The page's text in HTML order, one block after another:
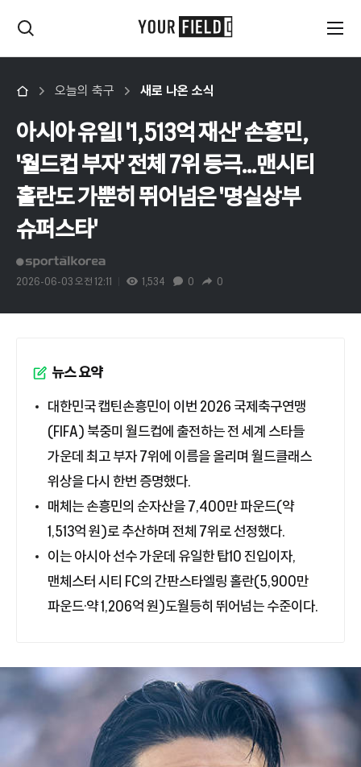
오늘의 축구 새로 나온 소식
아시아 유일! '1,513억 재산' 손흥민,
'월드컵 부자' 전체 7위 등극...맨시티
홀란도 가뿐히 뛰어넘은 '명실상부
슈퍼스타'
2026-06-03 오전 12:11 1,534 0 0
뉴스 요약
대한민국 캡틴손흥민이 이번 2026 국제축구연맹
(FIFA) 북중미 월드컵에 출전하는 전 세계 스타들
가운데 최고 부자 7위에 이름을 올리며 월드클래스
위상을 다시 한번 증명했다.
매체는 손흥민의 순자산을 7,400만 파운드(약
1,513억 원)로 추산하며 전체 7위로 선정했다.
이는 아시아 선수 가운데 유일한 탑10 진입이자,
맨체스터 시티 FC의 간판스타엘링 홀란(5,900만
파운드·약 1,206억 원)도월등히 뛰어넘는 수준이다.